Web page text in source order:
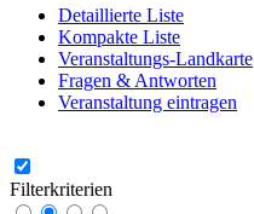
Detaillierte Liste
Kompakte Liste
Veranstaltungs-Landkarte
Fragen & Antworten
Veranstaltung eintragen
Filterkriterien